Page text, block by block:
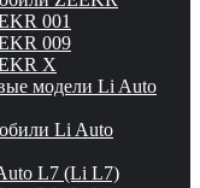
001
009
X
модели Li Auto
Li Auto
L7 (Li L7)